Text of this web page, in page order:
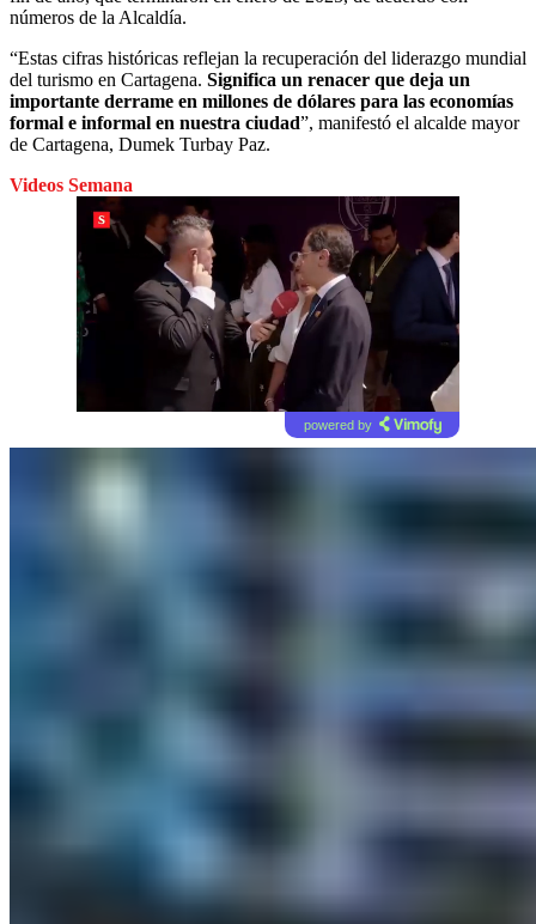
números de la Alcaldía.
“Estas cifras históricas reflejan la recuperación del liderazgo mundial
del turismo en Cartagena. Significa un renacer que deja un
importante derrame en millones de dólares para las economías
formal e informal en nuestra ciudad”, manifestó el alcalde mayor
de Cartagena, Dumek Turbay Paz.
Videos Semana
powered by